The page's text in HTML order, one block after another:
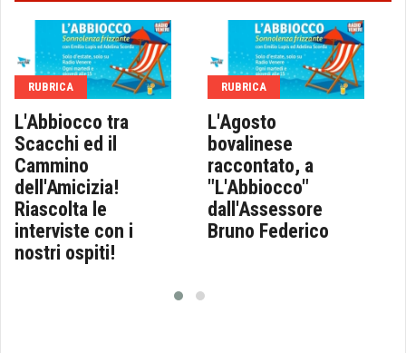
RUBRICA
L'Abbiocco tra
Scacchi ed il
Cammino
dell'Amicizia!
Riascolta le
interviste con i
nostri ospiti!
RUBRICA
L'Agosto
bovalinese
raccontato, a
"L'Abbiocco"
dall'Assessore
Bruno Federico